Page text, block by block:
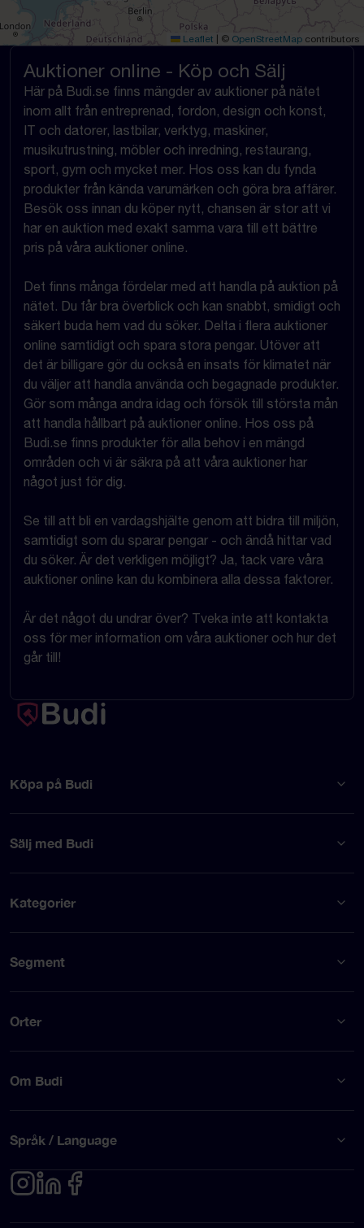
Leaflet © OpenStreetMap contributors
Auktioner online - Köp och Sälj
Här på Budi.se finns mängder av auktioner på nätet
inom allt från entreprenad, fordon, design och konst,
IT och datorer, lastbilar, verktyg, maskiner,
musikutrustning, möbler och inredning, restaurang,
sport, gym och mycket mer. Hos oss kan du fynda
produkter från kända varumärken och göra bra affärer.
Besök oss innan du köper nytt, chansen är stor att vi
har en auktion med exakt samma vara till ett bättre
pris på våra auktioner online.
Det finns många fördelar med att handla på auktion på
nätet. Du får bra överblick och kan snabbt, smidigt och
säkert buda hem vad du söker. Delta i flera auktioner
online samtidigt och spara stora pengar. Utöver att
det är billigare gör du också en insats för klimatet när
du väljer att handla använda och begagnade produkter.
Gör som många andra idag och försök till största mån
att handla hållbart på auktioner online. Hos oss på
Budi.se finns produkter för alla behov i en mängd
områden och vi är säkra på att våra auktioner har
något just för dig.
Se till att bli en vardagshjälte genom att bidra till miljön,
samtidigt som du sparar pengar - och ändå hittar vad
du söker. Är det verkligen möjligt? Ja, tack vare våra
auktioner online kan du kombinera alla dessa faktorer.
Är det något du undrar över? Tveka inte att kontakta
oss för mer information om våra auktioner och hur det
går till!
Köpa på Budi
Sälj med Budi
Kategorier
Segment
Orter
Om Budi
Språk / Language